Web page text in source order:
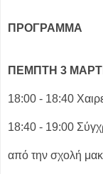
ΠΡΟΓΡΑΜΜΑ
ΠΕΜΠ­ΤΗ 3
18:00 - 18:40
18:40 - 19:00
από την σχολή